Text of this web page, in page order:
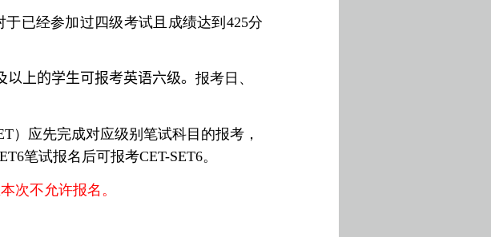
于已经参加过四级考试且成绩达到 425分
以上的学生可报考英语六级。报考日、
）应先完成对应级别笔试科目的报考，
笔试报名后可报考CET-SET6。
次不允许报名。